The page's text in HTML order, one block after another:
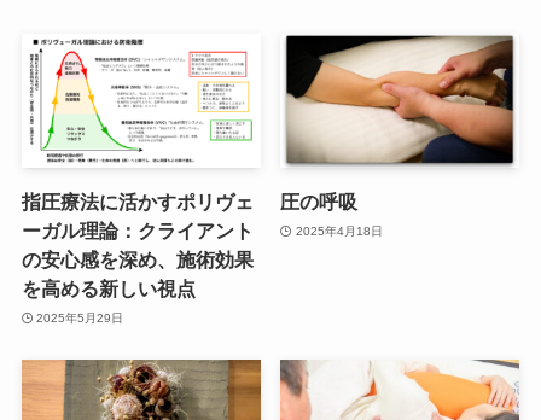
指圧療法に活かすポリヴェ
ーガル理論：クライアント
の安心感を深め、施術効果
を高める新しい視点
2025年5月29日
圧の呼吸
2025年4月18日